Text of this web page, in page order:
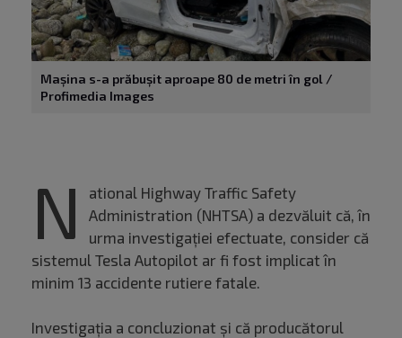
Mașina s-a prăbușit aproape 80 de metri în gol /
Profimedia Images
N
ational Highway Traffic Safety
Administration (NHTSA) a dezvăluit că, în
urma investigației efectuate, consider că
sistemul Tesla Autopilot ar fi fost implicat în
minim 13 accidente rutiere fatale.
Investigația a concluzionat și că producătorul